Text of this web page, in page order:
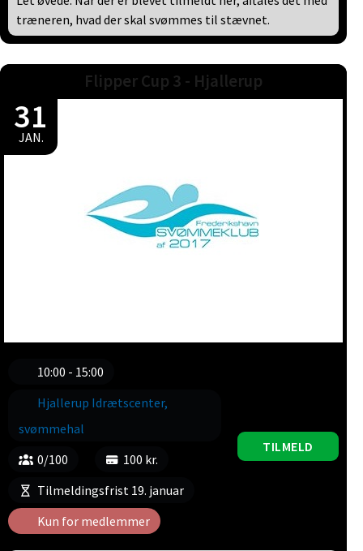
træneren, hvad der skal svømmes til stævnet.
Flipper Cup 3 - Hjallerup
31
JAN.
10:00 - 15:00
Hjallerup Idrætscenter,
svømmehal
0/100
100 kr.
Tilmeldingsfrist 19. januar
Kun for medlemmer
TILMELD